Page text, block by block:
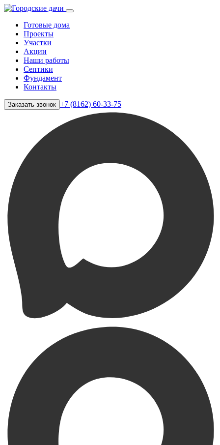
Готовые дома
Проекты
Участки
Акции
Наши работы
Септики
Фундамент
Контакты
Заказать звонок +7 (8162) 60-33-75